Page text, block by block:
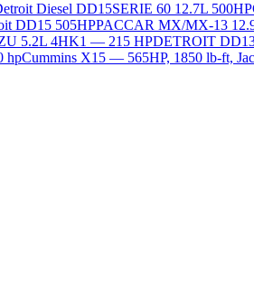
Diesel DD15SERIE 60 12.7L 500HP
DD15 505HPPACCAR MX/MX-13
5.2L 4HK1 — 215 HPDETROIT
hpCummins X15 — 565HP, 1850 lb-ft,